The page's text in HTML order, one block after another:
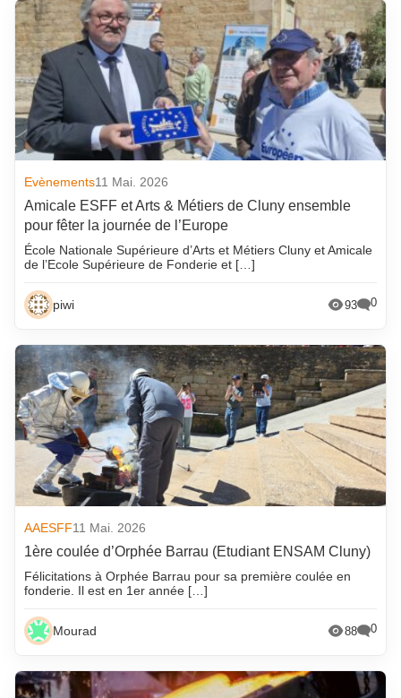
Evènements11 Mai. 2026
Amicale ESFF et Arts & Métiers de Cluny ensemble
pour fêter la journée de l’Europe
École Nationale Supérieure d’Arts et Métiers Cluny et Amicale
de l’Ecole Supérieure de Fonderie et […]
piwi 93 0
AAESFF11 Mai. 2026
1ère coulée d’Orphée Barrau (Etudiant ENSAM Cluny)
Félicitations à Orphée Barrau pour sa première coulée en
fonderie. Il est en 1er année […]
Mourad 88 0